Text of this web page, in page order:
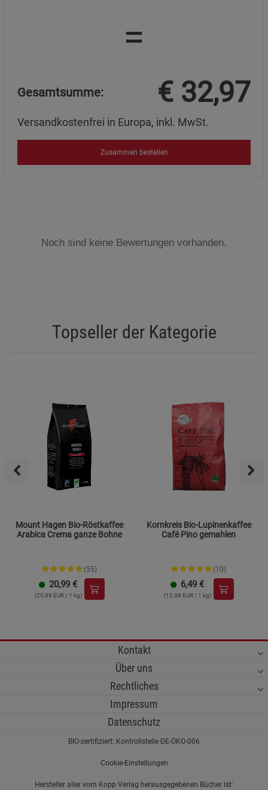
=
Gesamtsumme: € 32,97
Versandkostenfrei in Europa, inkl. MwSt.
Zusammen bestellen
Noch sind keine Bewertungen vorhanden.
Topseller der Kategorie
Mount Hagen Bio-Röstkaffee
Arabica Crema ganze Bohne
(55)
20,99 €
(20,99 EUR / 1 kg)
Kornkreis Bio-Lupinenkaffee
Café Pino gemahlen
(10)
6,49 €
(12,98 EUR / 1 kg)
Kontakt
Über uns
Rechtliches
Impressum
Datenschutz
BIO-zertifiziert: Kontrollstelle DE-ÖKO-006
Cookie-Einstellungen
Hersteller aller vom Kopp Verlag herausgegebenen Bücher ist: